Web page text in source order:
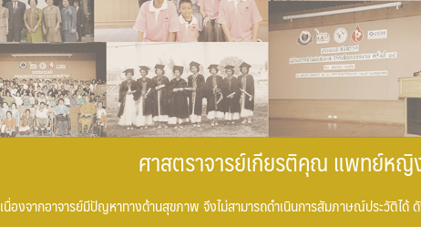
ศาสตราจารย์เกียรติคุณ แพทย์ห
เนื่องจากอาจารย์มีปัญหาทางด้านสุขภาพ จึงไม่สามารถดำเนินการสัมภาษณ์ประวัติไ